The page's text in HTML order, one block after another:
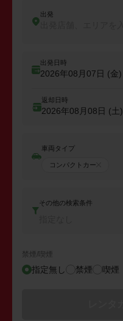
出発
出発日時
2026年08月07日 (金)
返却日時
2026年08月08日 (土)
車両タイプ
コンパクトカー
その他の検索条件
禁煙/喫煙
指定無し 禁煙 喫煙